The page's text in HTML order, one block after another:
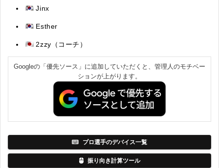
Jinx
Esther
2zzy（コーチ）
Googleの「優先ソース」に追加していただくと、管理人のモチベー
ションが上がります。
プロ選手のデバイス一覧
振り向き計算ツール